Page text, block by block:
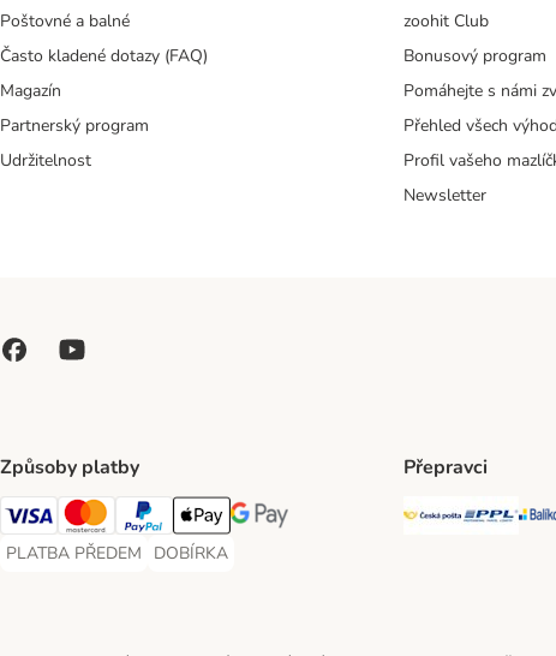
Poštovné a balné
Často kladené dotazy (FAQ)
Magazín
Partnerský program
Udržitelnost
zoohit Club
Bonusový program
Pomáhejte s námi
Přehled všech výhod
Profil vašeho
Newsletter
Způsoby platby
Visa Payment Method
Mastercard Payment Method
PayPal Payment Method
Apple pay Payment Method
GooglePay Payment Method
PLATBA PŘEDEM
PLATBA PŘEDEM Payment Method
DOBÍRKA
DOBÍRKA Payment Method
Přepravci
Česká PPL